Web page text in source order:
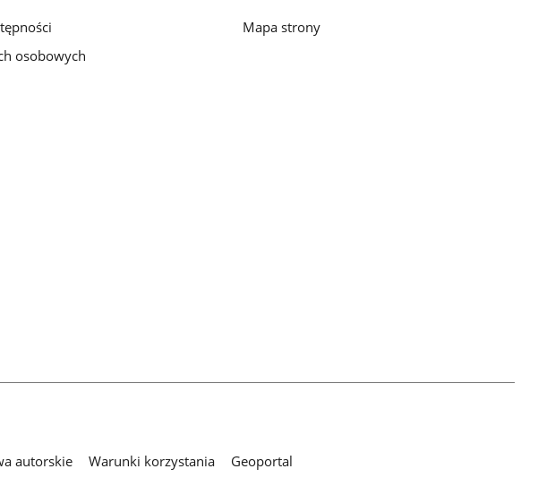
osobowych
Mapa strony
autorskie Warunki korzystania
Geoportal